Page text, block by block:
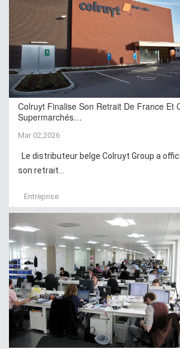
Colruyt Finalise Son Retrait De France Et
Supermarchés…
Mar 02,2026
Le distributeur belge Colruyt Group a
son retrait...
Entreprise